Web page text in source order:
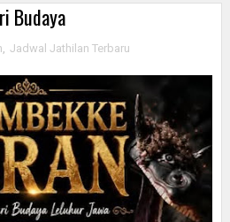
Budaya
Jadwal Jathilan Terbaru